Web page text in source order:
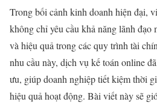
Trong bối cảnh kinh doanh hiện đại,
không chỉ yêu cầu khả năng lãnh đạo
và hiệu quả trong các quy trình tài
nhu cầu này, dịch vụ kế toán online
ưu, giúp doanh nghiệp tiết kiệm thời
hiệu quả hoạt động. Bài viết này sẽ